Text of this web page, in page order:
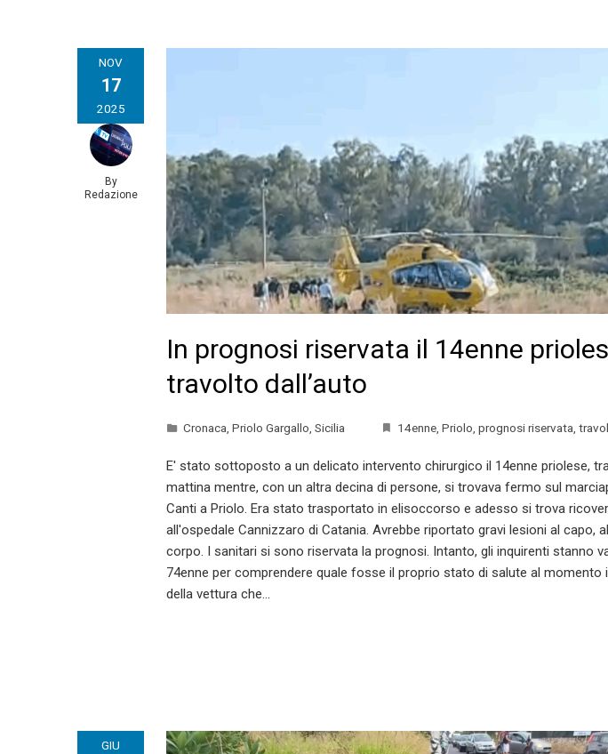
NOV
17
2025
By
Redazione
In prognosi riservata il 14enne
travolto dall’auto
Cronaca, Priolo Gargallo, Sicilia 14enne, Priolo, prognosi riservata,
E' stato sottoposto a un delicato intervento chirurgico il 14enne priolese,
mattina mentre, con un altra decina di persone, si trovava fermo sul
Canti a Priolo. Era stato trasportato in elisoccorso e adesso si trova
all'ospedale Cannizzaro di Catania. Avrebbe riportato gravi lesioni al capo,
corpo. I sanitari si sono riservata la prognosi. Intanto, gli inquirenti stanno
74enne per comprendere quale fosse il proprio stato di salute al momento
della vettura che…
GIU